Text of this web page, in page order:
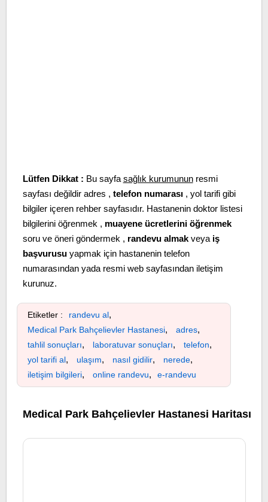
Lütfen Dikkat : Bu sayfa sağlık kurumununresmi
sayfası değildir adres , telefon numarası, yol tarifi gibi
bilgiler içeren rehber sayfasıdır. Hastanenin doktor listesi
bilgilerini öğrenmek , muayene ücretlerini öğrenmek
soru ve öneri göndermek , randevu almakveya iş
başvurusuyapmak için hastanenin telefon
numarasından yada resmi web sayfasından iletişim
kurunuz.
Etiketler : randevu al,
Medical Park Bahçelievler Hastanesi, adres,
tahlil sonuçları, laboratuvar sonuçları, telefon,
yol tarifi al, ulaşım, nasıl gidilir, nerede,
iletişim bilgileri, online randevu, e-randevu
Medical Park Bahçelievler Hastanesi Haritası